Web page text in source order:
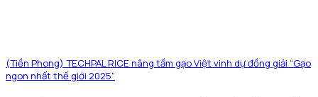
(Tiền Phong) TECHPAL RICE nâng tầm gạo Việt vinh dự đồng giải “Gạo
ngon nhất thế giới 2025”